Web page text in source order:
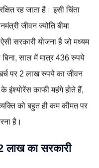
रह जाता है। इसी चिंता
जीवन ज्योति बीमा
सरकारी योजना है जो मध्यम
बिना, साल में मात्र 436 रुपये
पर 2 लाख रुपये का जीवन
इंश्योरेंस काफी महंगे होते हैं,
को बहुत ही कम कीमत पर
है।
लाख का सरकारी